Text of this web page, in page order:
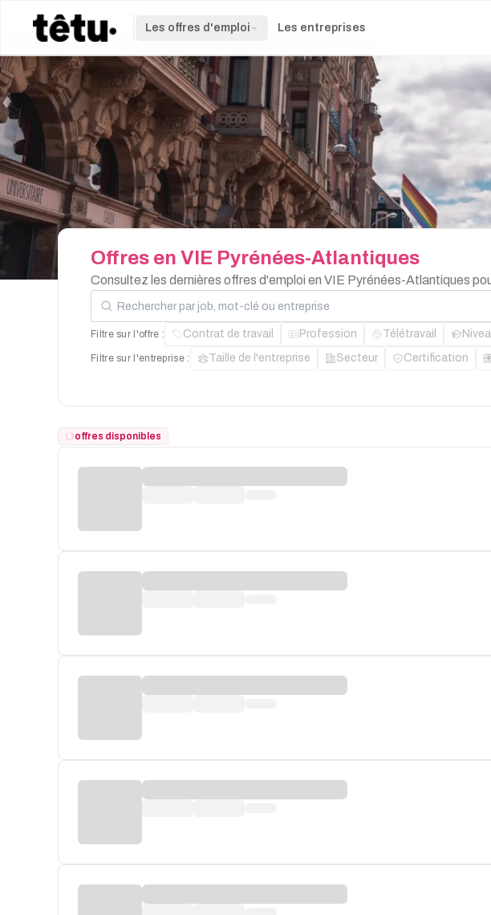
Les offres d'emploi Les entreprises
Offres en VIE Pyrénées-Atlantiques
Consultez les dernières offres d'emploi en VIE Pyrénées-Atlantiques
Rechercher par job, mot-clé ou entreprise
Filtre sur l'offre : Contrat de travail Profession Télétravail
Filtre sur l'entreprise : Taille de l'entreprise Secteur Certification
offres disponibles